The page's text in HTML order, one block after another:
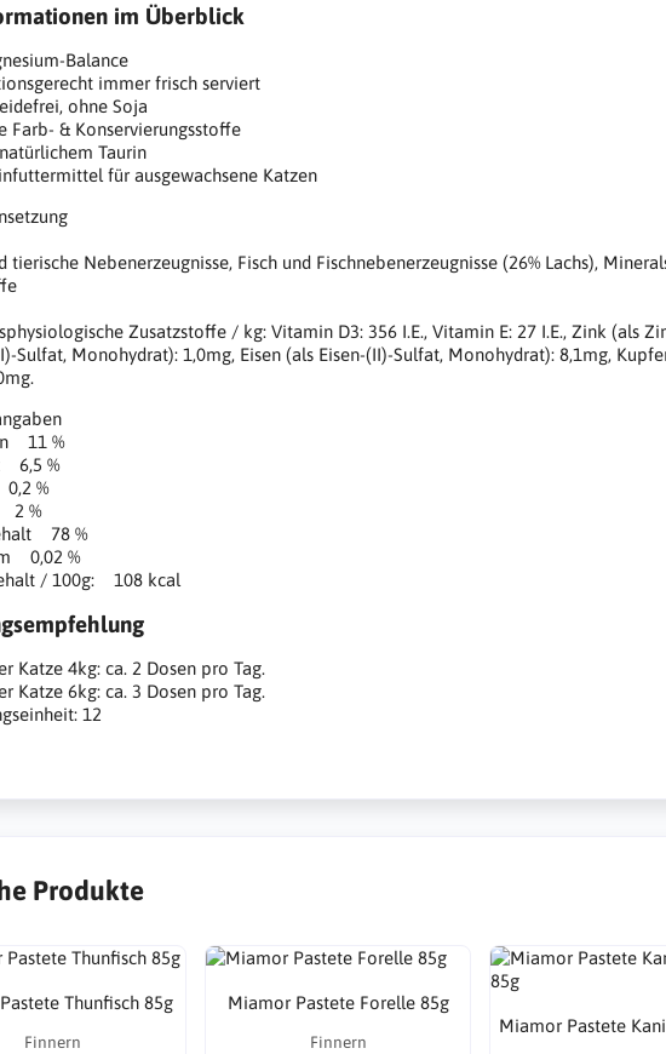
im Überblick
Balance
immer frisch serviert
ohne Soja
Farb- & Konservierungsstoffe
Taurin
für ausgewachsene Katzen
tierische Nebenerzeugnisse, Fisch und Fischnebenerzeugnisse (26% Lachs),
Zusatzstoffe / kg: Vitamin D3: 356 I.E., Vitamin E: 27 I.E., Zink (als
Sulfat, Monohydrat): 1,0mg, Eisen (als Eisen-(II)-Sulfat, Monohydrat): 8,1mg,
11 %
6,5 %
%
2 %
78 %
0,02 %
/ 100g: 108 kcal
Katze 4kg: ca. 2 Dosen pro Tag.
Katze 6kg: ca. 3 Dosen pro Tag.
12
Produkte
Thunfisch 85g
Finnern
Miamor Pastete Forelle 85g
Finnern
Miamor Pastete